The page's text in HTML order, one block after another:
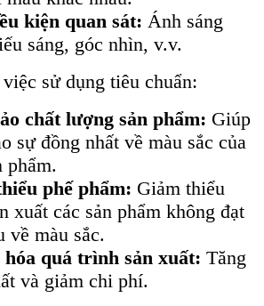
kiện quan sát: Ánh sáng
sáng, góc nhìn, v.v.
sử dụng tiêu chuẩn:
chất lượng sản phẩm: Giúp
sự đồng nhất về màu sắc của
phẩm.
phế phẩm: Giảm thiểu
xuất các sản phẩm không đạt
về màu sắc.
quá trình sản xuất: Tăng
và giảm chi phí.